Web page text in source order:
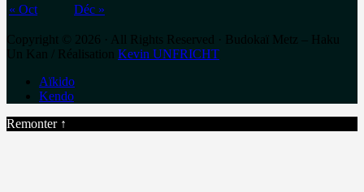
« Oct Déc »
Copyright © 2026 · All Rights Reserved · Budokaï Metz – Haku
Un Kan / Réalisation Kevin UNFRICHT
Aïkido
Kendo
Remonter ↑